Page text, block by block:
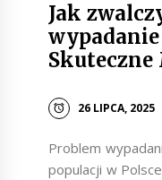
Jak
wypadanie
Skuteczne
26 LIPCA, 2025
Problem
populacji w